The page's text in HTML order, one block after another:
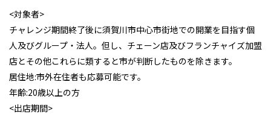
<対象者>
チャレンジ期間終了後に須賀川市中心市街地での開業を目指す個
人及びグループ・法人。但し、チェーン店及びフランチャイズ加盟
店とその他これらに類すると市が判断したものを除きます。
居住地:市外在住者も応募可能です。
年齢:20歳以上の方
<出店期間>